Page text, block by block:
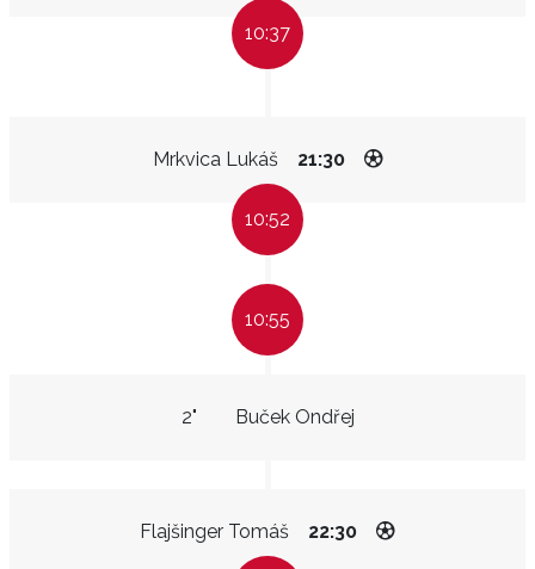
10:37
Mrkvica Lukáš 21:30
10:52
10:55
Buček Ondřej
2"
Flajšinger Tomáš 22:30